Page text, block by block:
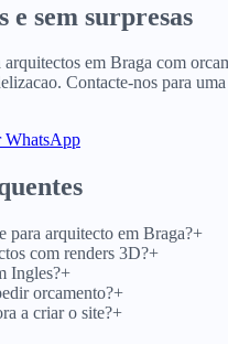
e sem surpresas
arquitectos em Braga com
Contacte-nos para
WhatsApp
para arquitecto em Braga?+
com renders 3D?+
Ingles?+
orcamento?+
a criar o site?+